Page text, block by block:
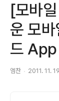
[모바
운 모
드 App
엠찬 2011. 11.